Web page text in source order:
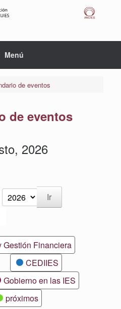
Menú
de eventos
de eventos
2026
Gestión Financiera
CEDIIES
Gobierno en las IES
próximos